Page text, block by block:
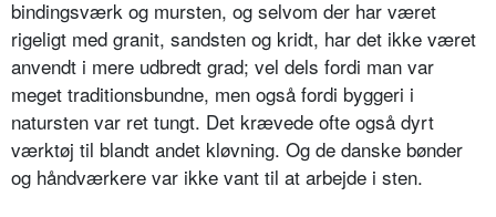
bindingsværk og mursten, og selvom der har været
rigeligt med granit, sandsten og kridt, har det ikke været
anvendt i mere udbredt grad; vel dels fordi man var
meget traditionsbundne, men også fordi byggeri i
natursten var ret tungt. Det krævede ofte også dyrt
værktøj til blandt andet kløvning. Og de danske bønder
og håndværkere var ikke vant til at arbejde i sten.